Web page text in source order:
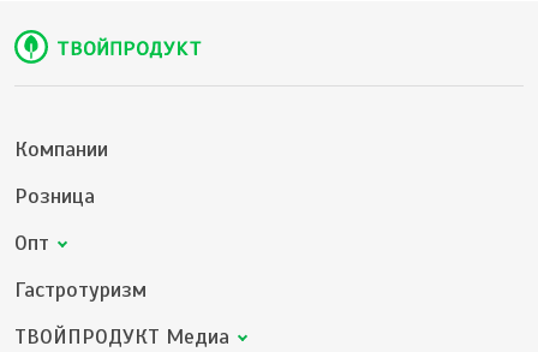
Компании
Розница
Опт
Гастротуризм
ТВОЙПРОДУКТ Медиа